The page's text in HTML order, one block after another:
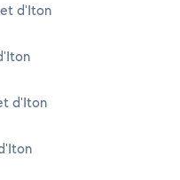
et d'Iton
d'Iton